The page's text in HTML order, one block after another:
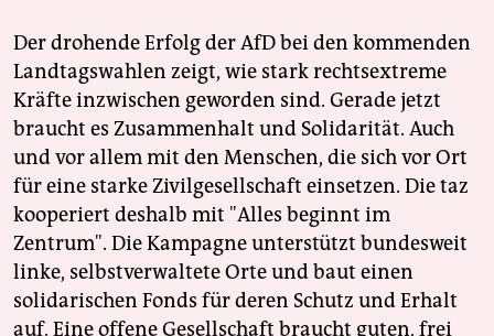
Der drohende Erfolg der AfD bei den kommenden
Landtagswahlen zeigt, wie stark rechtsextreme
Kräfte inzwischen geworden sind. Gerade jetzt
braucht es Zusammenhalt und Solidarität. Auch
und vor allem mit den Menschen, die sich vor Ort
für eine starke Zivilgesellschaft einsetzen. Die taz
kooperiert deshalb mit "Alles beginnt im
Zentrum". Die Kampagne unterstützt bundesweit
linke, selbstverwaltete Orte und baut einen
solidarischen Fonds für deren Schutz und Erhalt
auf. Eine offene Gesellschaft braucht guten, frei